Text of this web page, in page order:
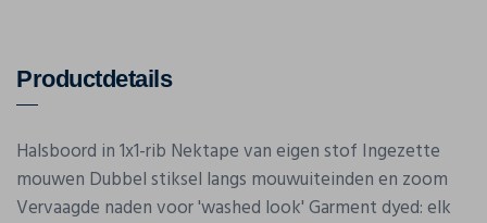
Productdetails
Halsboord in 1x1-rib Nektape van eigen stof Ingezette
mouwen Dubbel stiksel langs mouwuiteinden en zoom
Vervaagde naden voor 'washed look' Garment dyed: elk